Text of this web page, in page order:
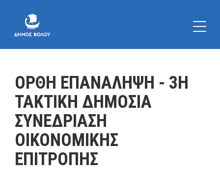
ΟΡΘΗ ΕΠΑΝΑΛΗΨΗ - 3Η
ΤΑΚΤΙΚΗ ΔΗΜΟΣΙΑ
ΣΥΝΕΔΡΙΑΣΗ
ΟΙΚΟΝΟΜΙΚΗΣ
ΕΠΙΤΡΟΠΗΣ